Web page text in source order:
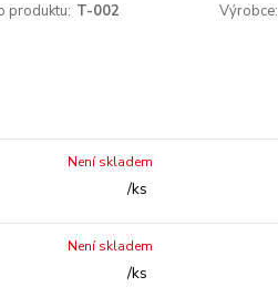
produktu: T-002 Výrobce:
/ks
Není skladem
/ks
Není skladem